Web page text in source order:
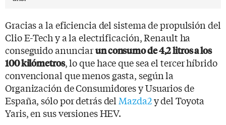
Gracias a la eficiencia del sistema de propulsión del
Clio E-Tech y a la electrificación, Renault ha
conseguido anunciarun consumo de 4,2 litros a los
100 kilómetros, lo que hace que sea el tercer híbrido
convencional que menos gasta, según la
Organización de Consumidores y Usuarios de
España, sólo por detrás del Mazda2y del Toyota
Yaris, en sus versiones HEV.